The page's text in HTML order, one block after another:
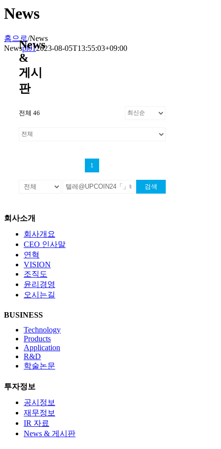
News
홈으로/News
Newspl012023-08-05T13:55:03+09:00
News
&
게시
판
전체 46
1
검색
회사소개
회사개요
CEO 인사말
연혁
VISION
조직도
윤리경영
오시는길
BUSINESS
Technology
Products
Application
R&D
학술논문
투자정보
공시정보
재무정보
IR 자료
News & 게시판